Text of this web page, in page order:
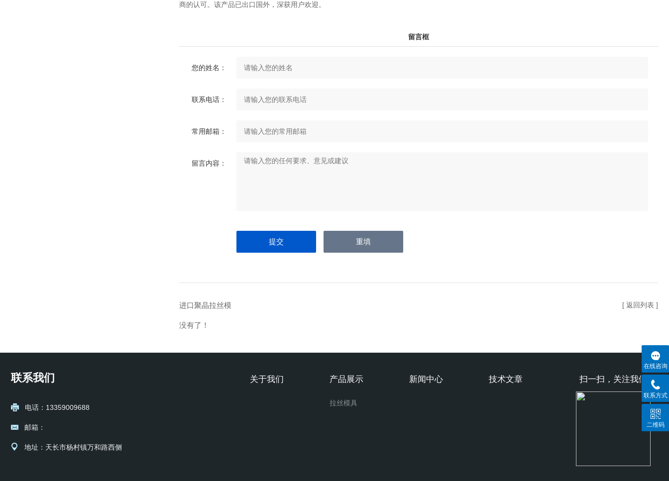
商的认可。该产品已出口国外，深获用户欢迎。
留言框
您的姓名：
联系电话：
常用邮箱：
留言内容：
进口聚晶拉丝模
没有了！
[ 返回列表 ]
联系我们
电话：13359009688
邮箱：
地址：天长市杨村镇万和路西侧
扫一扫，关注我们
关于我们 产品展示
拉丝模具
新闻中心 技术文章
在线咨询
联系方式
二维码